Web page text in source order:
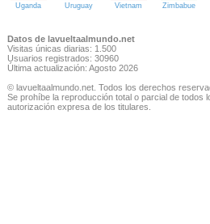
Uganda Uruguay Vietnam Zimbabue
Datos de lavueltaalmundo.net
Visitas únicas diarias: 1.500
Usuarios registrados: 30960
Última actualización: Agosto 2026
© lavueltaalmundo.net. Todos los derechos
Se prohíbe la reproducción total o parcial de todos
autorización expresa de los titulares.